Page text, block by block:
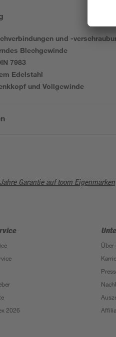
und -
Blechgewinde
7983
Edelstahl
und Vollgewinde
Garantie auf toom Eigenmarken
2026
Über